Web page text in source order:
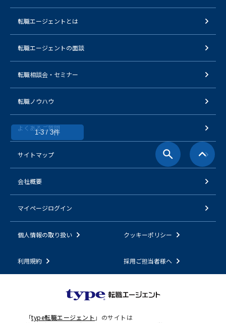
1-3 / 3件
転職エージェントとは
転職エージェントの面談
転職相談会・セミナー
転職ノウハウ
よくあるご質問
サイトマップ
会社概要
マイページログイン
個人情報の取り扱い クッキーポリシー
利用規約 採用ご担当者様へ
「type転職エージェント 」のサイトは